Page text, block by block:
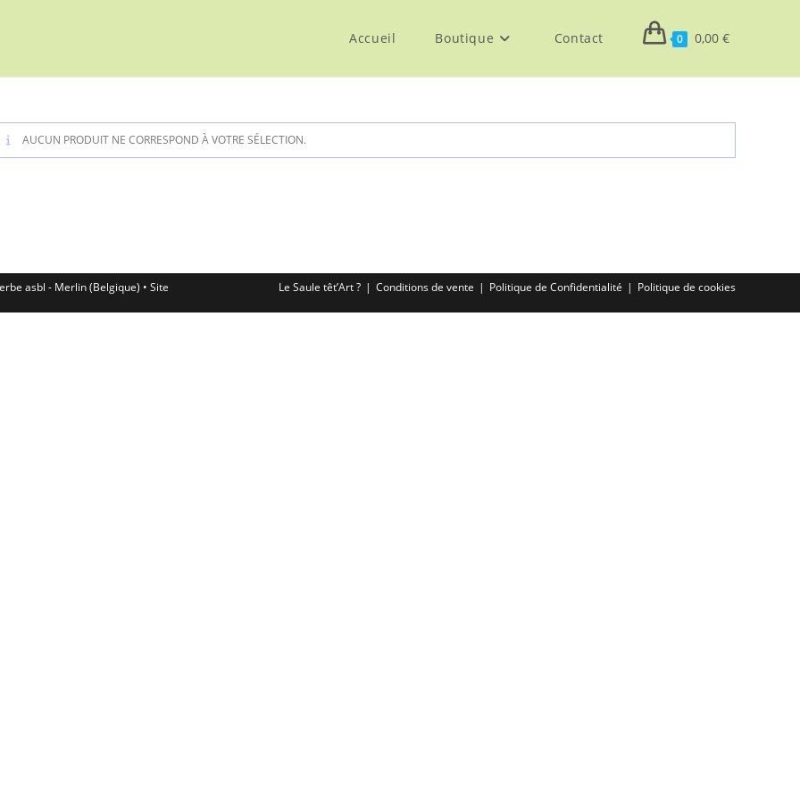
Accueil Boutique Contact 0 0,00 €
AUCUN PRODUIT NE CORRESPOND À VOTRE SÉLECTION.
Le Saule têt’Art ? Conditions de vente Politique de Confidentialité Politique de cookies
asbl - Merlin (Belgique) • Site